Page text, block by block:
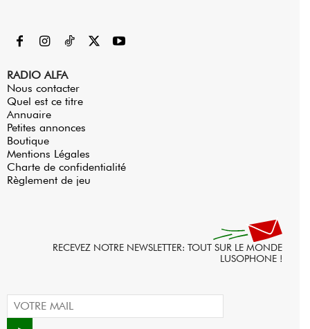
RADIO ALFA
Nous contacter
Quel est ce titre
Annuaire
Petites annonces
Boutique
Mentions Légales
Charte de confidentialité
Règlement de jeu
RECEVEZ NOTRE NEWSLETTER: TOUT SUR LE MONDE
LUSOPHONE !